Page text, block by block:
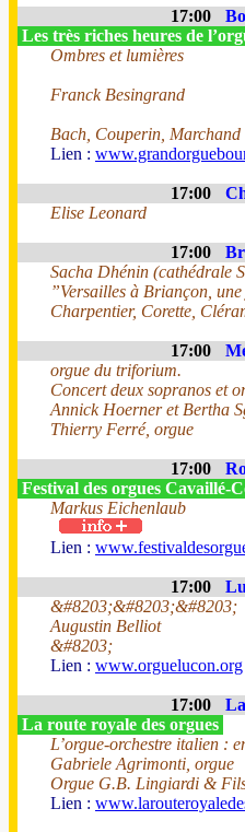
17:00
Les très riches heures de
Ombres et lumières
Franck Besingrand
Bach, Couperin, Marchand
Lien :
17:00
Elise Leonard
17:00
Sacha Dhénin (cathédrale
”Versailles à Briançon,
Charpentier, Corette,
17:00
orgue du triforium.
Concert deux sopranos et
Annick Hoerner et Bertha
Thierry Ferré, orgue
17:00
Festival des orgues Cavaillé-
Markus Eichenlaub
Lien :
17:00
&#8203;&#8203;&#8203;
Augustin Belliot
&#8203;
Lien : www.orguelucon.org
17:00
La route royale des orgues
L’orgue-orchestre italien :
Gabriele Agrimonti, orgue
Orgue G.B. Lingiardi &
Lien :